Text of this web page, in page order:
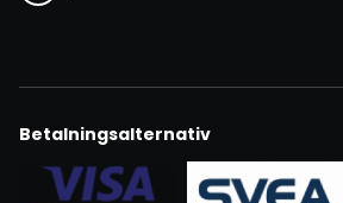
Betalningsalternativ